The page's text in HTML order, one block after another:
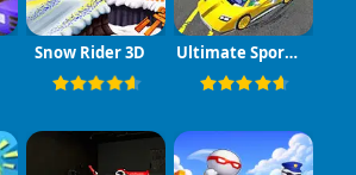
Snow Rider 3D Ultimate Sports Car Drift